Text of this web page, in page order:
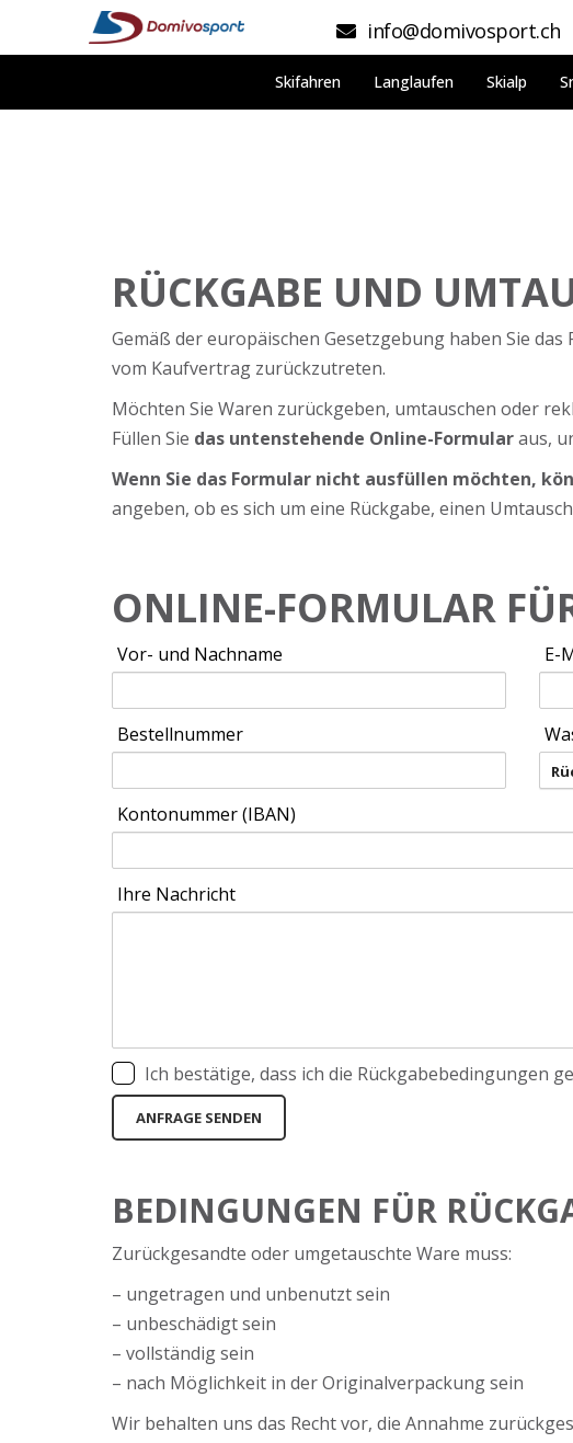
info@domivosport.ch
Skifahren Langlaufen Skialp
RÜCKGABE UND
Gemäß der europäischen Gesetzgebung haben Sie das
vom Kaufvertrag zurückzutreten.
Möchten Sie Waren zurückgeben, umtauschen oder
Füllen Sie das untenstehende Online-Formularaus,
Wenn Sie das Formular nicht ausfüllen möchten,
angeben, ob es sich um eine Rückgabe, einen
ONLINE-FORMULAR
Vor- und Nachname E-
Bestellnummer
Kontonummer (IBAN)
Ihre Nachricht
Ich bestätige, dass ich die Rückgabebedingungen
ANFRAGE SENDEN
BEDINGUNGEN FÜR
Zurückgesandte oder umgetauschte Ware muss:
– ungetragen und unbenutzt sein
– unbeschädigt sein
– vollständig sein
– nach Möglichkeit in der Originalverpackung sein
Wir behalten uns das Recht vor, die Annahme